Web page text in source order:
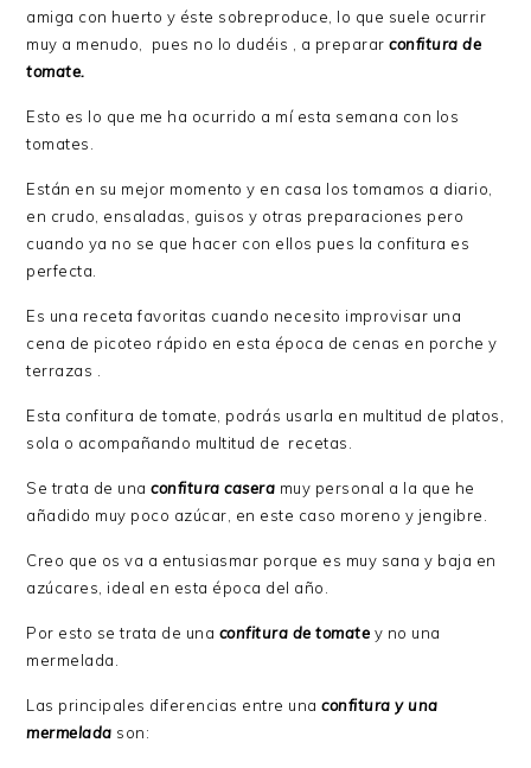
amiga con huerto y éste sobreproduce, lo que suele ocurrir
muy a menudo, pues no lo dudéis , a prepararconfitura de
tomate.
Esto es lo que me ha ocurrido a mí esta semana con los
tomates.
Están en su mejor momento y en casa los tomamos a diario,
en crudo, ensaladas, guisos y otras preparaciones pero
cuando ya no se que hacer con ellos pues la confitura es
perfecta.
Es una receta favoritas cuando necesito improvisar una
cena de picoteo rápido en esta época de cenas en porche y
terrazas .
Esta confitura de tomate, podrás usarla en multitud de platos,
sola o acompañando multitud de recetas.
Se trata de una confitura casera muy personal a la que he
añadido muy poco azúcar, en este caso moreno y jengibre.
Creo que os va a entusiasmar porque es muy sana y baja en
azúcares, ideal en esta época del año.
Por esto se trata de una confitura de tomate y no una
mermelada.
Las principales diferencias entre una confitura y una
mermelada son: